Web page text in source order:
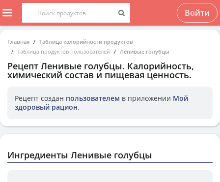
Войти
Главная
Таблица калорийности продуктов
Таблица продуктов пользователей
Ленивые голубцы
Рецепт Ленивые голубцы. Калорийность,
химический состав и пищевая ценность.
Рецепт создан пользователем в приложении Мой
здоровый рацион.
Ингредиенты Ленивые голубцы